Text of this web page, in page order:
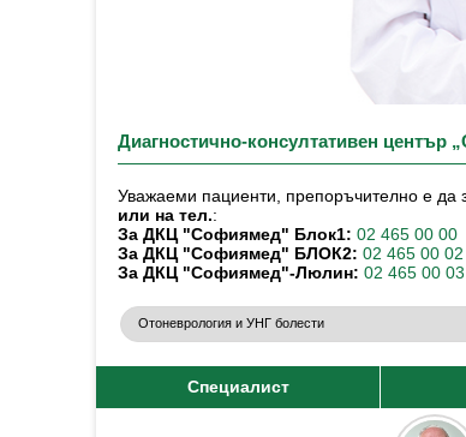
Диагностично-консултативен
Уважаеми пациенти, препоръчително е да
или на тел.:
За ДКЦ "Софиямед" Блок1: 02 465 00 00
За ДКЦ "Софиямед" БЛОК2: 02 465 00 02
За ДКЦ "Софиямед"-Люлин: 02 465 00 03
Специалист